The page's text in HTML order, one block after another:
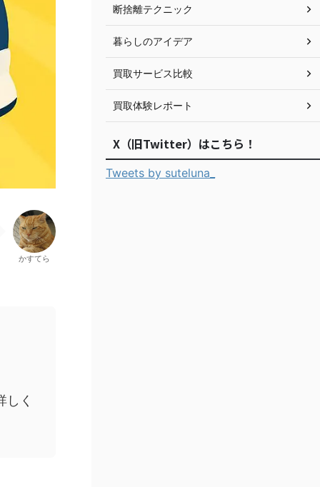
かすてら
しく
断捨離テクニック
暮らしのアイデア
買取サービス比較
買取体験レポート
X（旧Twitter）はこちら！
Tweets by suteluna_